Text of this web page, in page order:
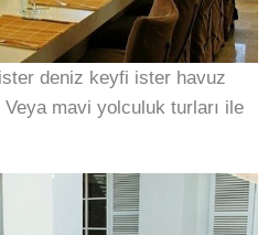
deniz keyfi ister havuz
mavi yolculuk turları ile